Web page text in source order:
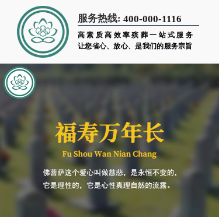
服务热线: 400-000-1116
高素质高效率殡葬一站式服务
让您省心、放心、是我们的服务宗旨